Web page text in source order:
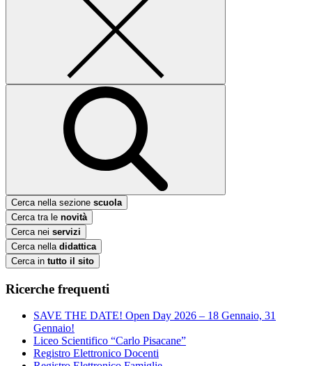
Cerca nella sezione scuola
Cerca tra le novità
Cerca nei servizi
Cerca nella didattica
Cerca in tutto il sito
Ricerche frequenti
SAVE THE DATE! Open Day 2026 – 18 Gennaio, 31
Gennaio!
Liceo Scientifico “Carlo Pisacane”
Registro Elettronico Docenti